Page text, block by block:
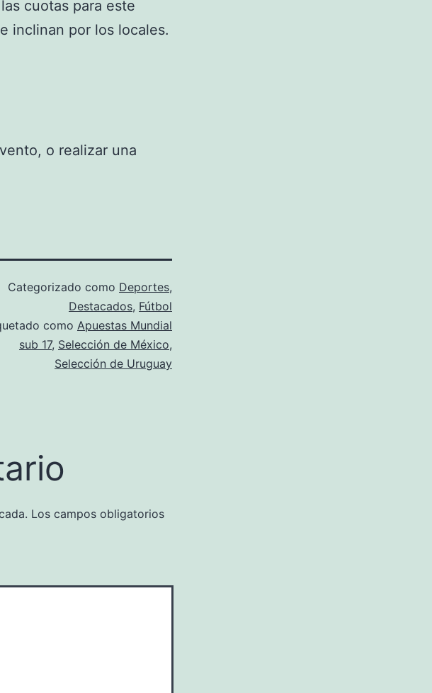
cuotas para este
inclinan por los locales.
o realizar una
Categorizado como Deportes,
Destacados, Fútbol
como Apuestas Mundial
sub 17, Selección de México,
Selección de Uruguay
Los campos obligatorios